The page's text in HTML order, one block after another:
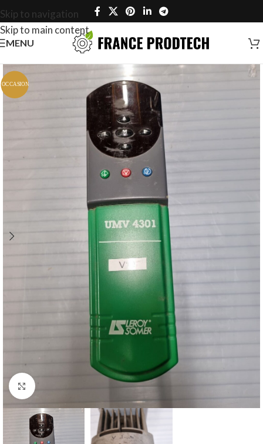
Skip to navigation
Skip to main content
MENU
Click to enlarge